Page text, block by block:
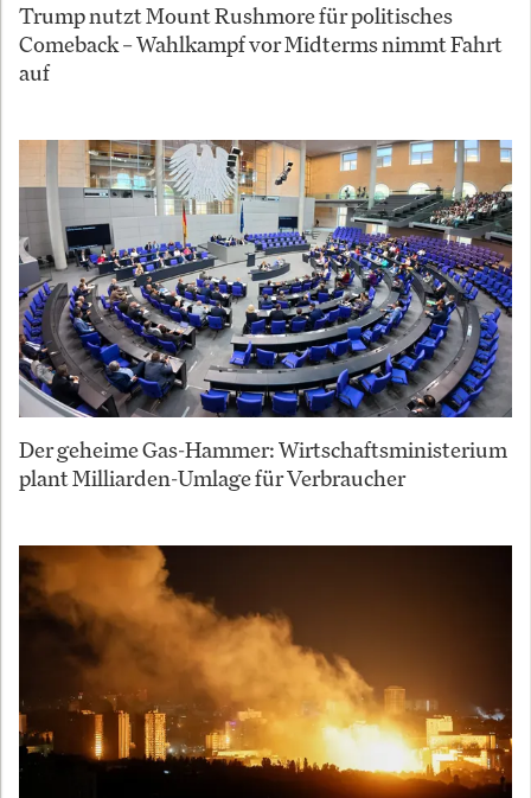
Trump nutzt Mount Rushmore für politisches
Comeback – Wahlkampf vor Midterms nimmt Fahrt
auf
Der geheime Gas-Hammer: Wirtschaftsministerium
plant Milliarden-Umlage für Verbraucher